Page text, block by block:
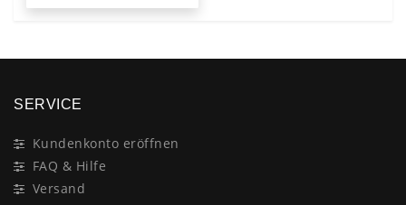
SERVICE
Kundenkonto eröffnen
FAQ & Hilfe
Versand